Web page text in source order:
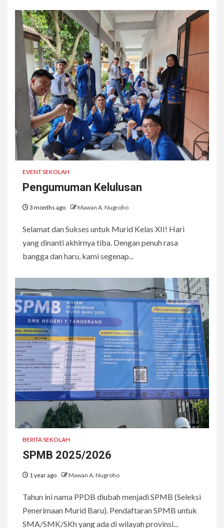
SPMB 2025/2026
EVENT SEKOLAH
Pengumuman Kelulusan
3 months ago Mawan A. Nugroho
Selamat dan Sukses untuk Murid Kelas XII! Hari
yang dinanti akhirnya tiba. Dengan penuh rasa
bangga dan haru, kami segenap...
BERITA SEKOLAH
SPMB 2025/2026
1 year ago Mawan A. Nugroho
Tahun ini nama PPDB diubah menjadi SPMB (Seleksi
Penerimaan Murid Baru). Pendaftaran SPMB untuk
SMA/SMK/SKh yang ada di wilayah provinsi...